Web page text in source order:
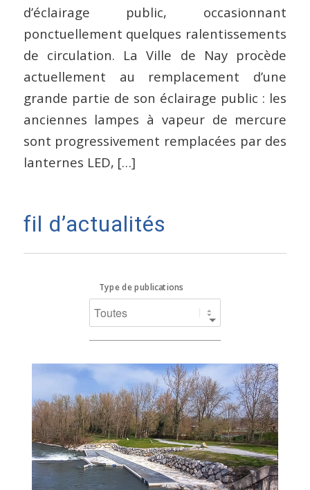
d’éclairage public, occasionnant
ponctuellement quelques ralentissements
de circulation. La Ville de Nay procède
actuellement au remplacement d’une
grande partie de son éclairage public : les
anciennes lampes à vapeur de mercure
sont progressivement remplacées par des
lanternes LED, […]
fil d’actualités
Type de publications
Page 1. 5 actualités sur 81 affichées sur cette page.